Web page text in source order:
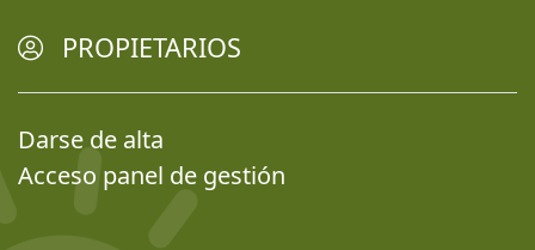
PROPIETARIOS
Darse de alta
Acceso panel de gestión